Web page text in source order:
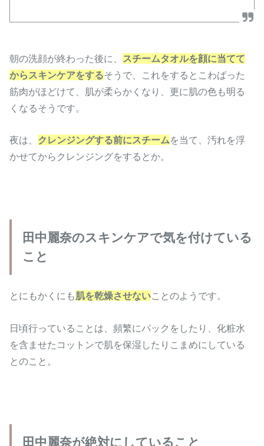
朝の洗顔が終わった後に、 スチームタオルを顔に当てて
からスキンケアをするそうで、これをするとこわばった
筋肉がほどけて、肌が柔らかくなり、更に肌の色も明る
くなるそうです。
夜は、 クレンジングする前にスチームを当て、汚れを浮
かせてからクレンジングをするとか。
田中麗奈のスキンケアで気を付けている
こと
とにもかくにも肌を乾燥させないことのようです。
日頃行っていることは、頻繁にパックをしたり、化粧水
を含ませたコットンで肌を保湿したりこまめにしている
とのこと。
田中麗奈が絶対にしていること